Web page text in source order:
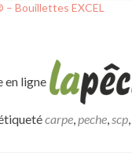
– Bouillettes EXCEL
en ligne
carpe,peche,scp,